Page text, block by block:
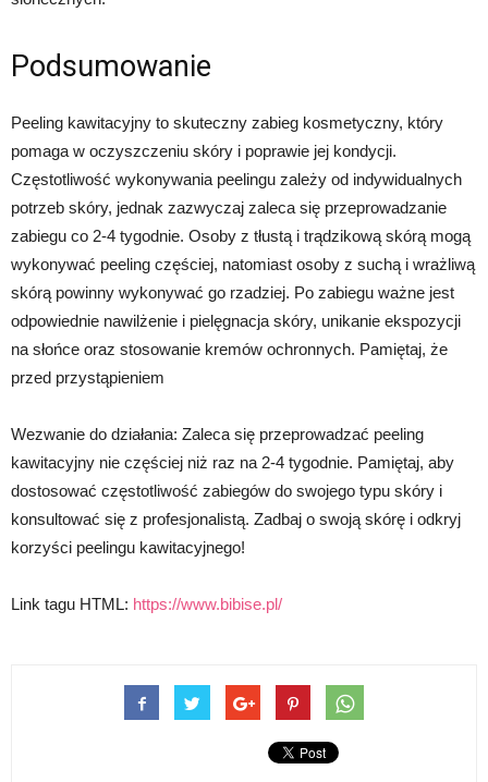
Podsumowanie
Peeling kawitacyjny to skuteczny zabieg kosmetyczny, który
pomaga w oczyszczeniu skóry i poprawie jej kondycji.
Częstotliwość wykonywania peelingu zależy od indywidualnych
potrzeb skóry, jednak zazwyczaj zaleca się przeprowadzanie
zabiegu co 2-4 tygodnie. Osoby z tłustą i trądzikową skórą mogą
wykonywać peeling częściej, natomiast osoby z suchą i wrażliwą
skórą powinny wykonywać go rzadziej. Po zabiegu ważne jest
odpowiednie nawilżenie i pielęgnacja skóry, unikanie ekspozycji
na słońce oraz stosowanie kremów ochronnych. Pamiętaj, że
przed przystąpieniem
Wezwanie do działania: Zaleca się przeprowadzać peeling
kawitacyjny nie częściej niż raz na 2-4 tygodnie. Pamiętaj, aby
dostosować częstotliwość zabiegów do swojego typu skóry i
konsultować się z profesjonalistą. Zadbaj o swoją skórę i odkryj
korzyści peelingu kawitacyjnego!
Link tagu HTML: https://www.bibise.pl/